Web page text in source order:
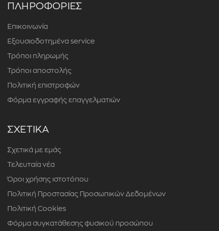
ΠΛΗΡΟΦΟΡΙΕΣ
Επικοινωνία
Εξουσιοδοτημένα service
Τρόποι πληρωμής
Τρόποι αποστολής
Πολιτική επιστροφών
Φόρμα εγγραφής επαγγελματιών
ΣΧΕΤΙΚΑ
Σχετικά με εμάς
Τελευταία νέα
Όροι χρήσης ιστοτόπου
Πολιτική Προστασίας Προσωπικών Δεδομένων
Πολιτική Cookies
Φόρμα συγκατάθεσης φυσικού προσώπου